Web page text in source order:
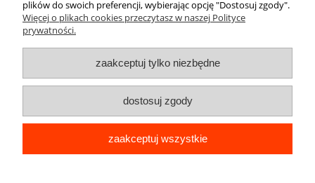
Płatności i dostawa
O nas
plików do swoich preferencji, wybierając opcję "Dostosuj zgody".
Więcej o plikach cookies przeczytasz w naszej Polityce
prywatności.
zaakceptuj tylko niezbędne
dostosuj zgody
zaakceptuj wszystkie